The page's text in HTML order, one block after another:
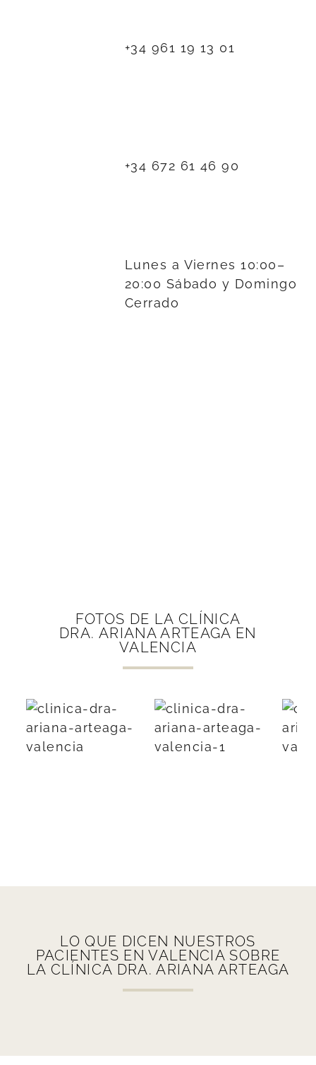
+34 961 19 13 01
+34 672 61 46 90
Lunes a Viernes 10:00–
20:00 Sábado y Domingo
Cerrado
FOTOS DE LA CLÍNICA
DRA. ARIANA ARTEAGA EN
VALENCIA
LO QUE DICEN NUESTROS
PACIENTES EN VALENCIA SOBRE
LA CLÍNICA DRA. ARIANA ARTEAGA